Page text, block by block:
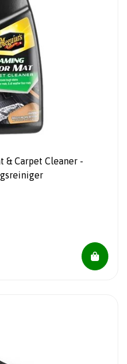
& Carpet Cleaner -